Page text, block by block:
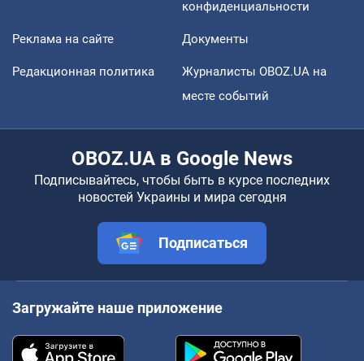
конфиденциальности
Реклама на сайте Документы
Редакционная политика
Журналисты OBOZ.UA на
месте событий
OBOZ.UA в Google News
Подписывайтесь, чтобы быть в курсе последних
новостей Украины и мира сегодня
Подписаться
Загружайте наше приложение